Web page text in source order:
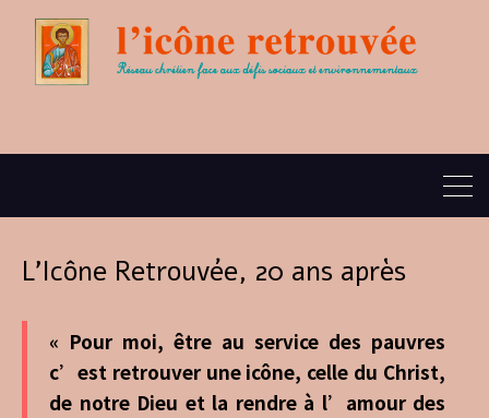
L’Icône Retrouvée, 20 ans après
« Pour moi, être au service des pauvres
c’est retrouver une icône, celle du Christ,
de notre Dieu et la rendre à l’amour des